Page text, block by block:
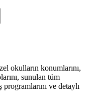
okulların konumlarını,
sunulan tüm
ve detaylı